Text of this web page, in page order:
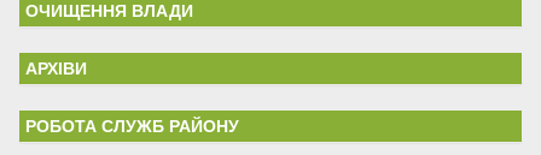
ОЧИЩЕННЯ ВЛАДИ
АРХІВИ
РОБОТА СЛУЖБ РАЙОНУ